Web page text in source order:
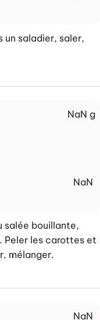
un saladier, saler,
NaN g
NaN
salée bouillante,
Peler les carottes et
mélanger.
NaN